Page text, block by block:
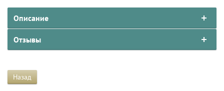
Описание
Отзывы
Назад